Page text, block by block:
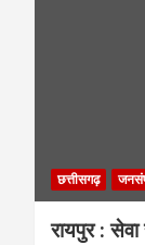
छत्तीसगढ़
रायपुर :